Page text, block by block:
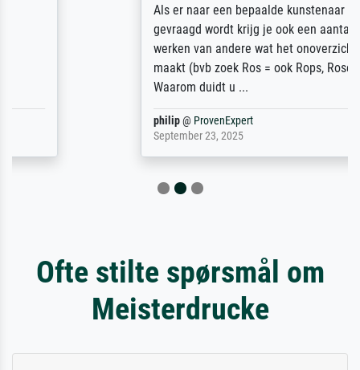
Als er naar een bepaalde kunstenaar
gevraagd wordt krijg je ook een aantal
werken van andere wat het onoverzichtelijk
maakt (bvb zoek Ros = ook Rops, Rose etc).
Waarom duidt u ...
ProvenExpert
September 23, 2025
Ofte stilte spørsmål om
Meisterdrucke